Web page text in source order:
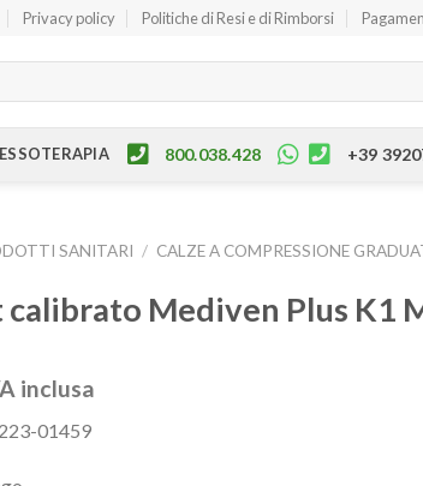
Privacy policy Politiche di Resi e di Rimborsi
800.038.428 +39
SANITARI / CALZE A COMPRESSIONE
calibrato Mediven Plus K1
inclusa
01459